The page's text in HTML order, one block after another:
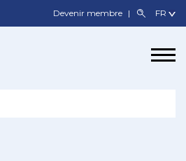
Devenir membre